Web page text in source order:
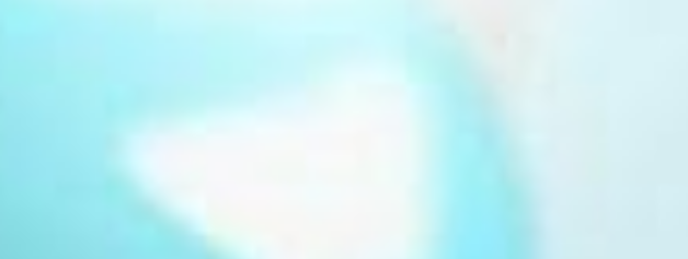
FOCAT Planning
La gestion des plannings du personnel